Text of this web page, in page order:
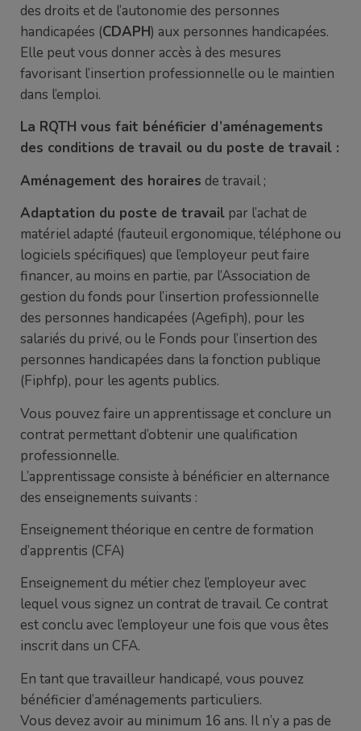
des droits et de l’autonomie des personnes
handicapées (CDAPH) aux personnes handicapées.
Elle peut vous donner accès à des mesures
favorisant l’insertion professionnelle ou le maintien
dans l’emploi.
La RQTH vous fait bénéficier d’aménagements
des conditions de travail ou du poste de travail :
Aménagement des horaires de travail ;
Adaptation du poste de travail par l’achat de
matériel adapté (fauteuil ergonomique, téléphone ou
logiciels spécifiques) que l’employeur peut faire
financer, au moins en partie, par l’Association de
gestion du fonds pour l’insertion professionnelle
des personnes handicapées (Agefiph), pour les
salariés du privé, ou le Fonds pour l’insertion des
personnes handicapées dans la fonction publique
(Fiphfp), pour les agents publics.
Vous pouvez faire un apprentissage et conclure un
contrat permettant d’obtenir une qualification
professionnelle.
L’apprentissage consiste à bénéficier en alternance
des enseignements suivants :
Enseignement théorique en centre de formation
d’apprentis (CFA)
Enseignement du métier chez l’employeur avec
lequel vous signez un contrat de travail. Ce contrat
est conclu avec l’employeur une fois que vous êtes
inscrit dans un CFA.
En tant que travailleur handicapé, vous pouvez
bénéficier d’aménagements particuliers.
Vous devez avoir au minimum 16 ans. Il n’y a pas de